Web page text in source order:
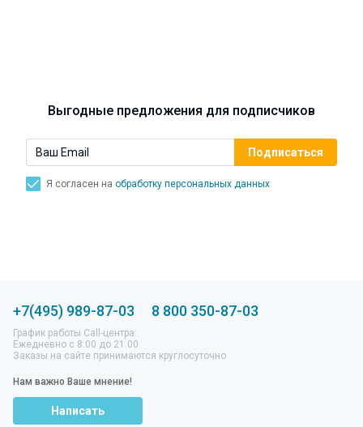
Выгодные предложения для подписчиков
Я согласен на обработку персональных данных
+7(495) 989-87-03 8 800 350-87-03
График работы Call-центра:
Ежедневно с 8:00 до 21:00
Заказы на сайте принимаются круглосуточно
Нам важно Ваше мнение!
Написать